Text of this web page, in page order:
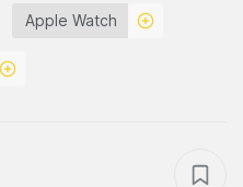
Apple Watch